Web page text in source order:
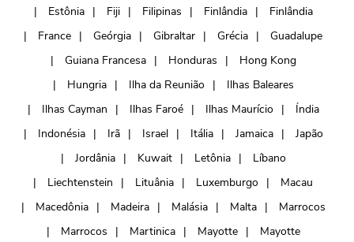
Estônia
Fiji Filipinas Finlândia
Finlândia
France
Geórgia Gibraltar Grécia
Guadalupe
Guiana Francesa
Honduras
Hong Kong
Hungria
Ilha da Reunião
Ilhas Baleares
Ilhas Cayman
Ilhas Faroé Ilhas Maurício
Índia
Indonésia
Irã Israel Itália Jamaica
Japão
Jordânia
Kuwait Letônia
Líbano
Liechtenstein
Lituânia Luxemburgo
Macau
Macedônia
Madeira Malásia Malta
Marrocos
Marrocos
Martinica Mayotte
Mayotte